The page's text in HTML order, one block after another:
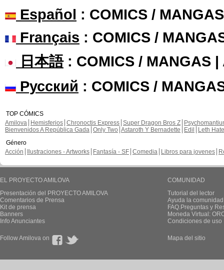
Español : COMICS /
Français : COMICS /
日本語: COMICS / MANGAS |
Русский : COMICS /
TOP CÓMICS
Amilova
Hemisferios Chronoctis Express Super Dragon Bros Z
Bienvenidos A República Gada Only Two Astaroth Y Bernadette Edil
Leth Hate
Género
Acción
Ilustraciones - Artworks Fantasía - SF Comedia Libros para jovenes
EL PROYECTO AMILOVA
Presentación del PROYECTO AMILOVA
Comentarios de Prensa
Kit de prensa
Banners
Info Anunciantes
COMUNIDAD
Tutorial del lector
Ayuda la
FAQ.Preguntas y
Moneda Virtual:
Condiciones de uso
Follow Amilova on Mapa del sitio